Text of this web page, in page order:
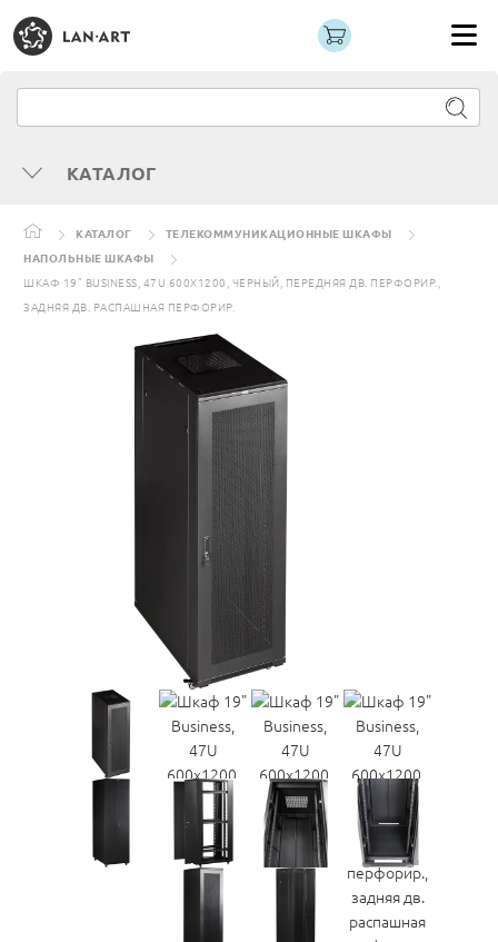
КАТАЛОГ
КАТАЛОГ
ТЕЛЕКОММУНИКАЦИОННЫЕ ШКАФЫ
НАПОЛЬНЫЕ ШКАФЫ
ШКАФ 19" BUSINESS, 47U 600X1200, ЧЕРНЫЙ, ПЕРЕДНЯЯ ДВ. ПЕРФОРИР.,
ЗАДНЯЯ ДВ. РАСПАШНАЯ ПЕРФОРИР.